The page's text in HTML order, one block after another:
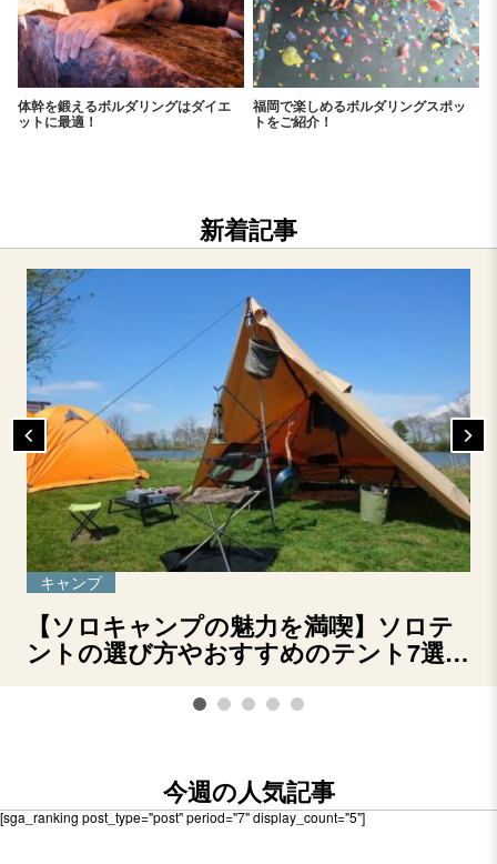
体幹を鍛えるボルダリングはダイエ
ットに最適！
福岡で楽しめるボルダリングスポッ
トをご紹介！
新着記事
キャンプ
【ソロキャンプの魅力を満喫】ソロテ
ントの選び方やおすすめのテント7選を
今週の人気記事
[sga_ranking post_type="post" period="7" display_count="5"]